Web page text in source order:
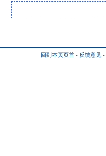
回到本页页首 - 反馈意见 -